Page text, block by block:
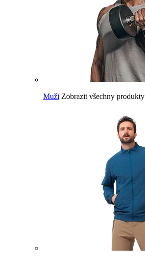
Muži Zobrazit všechny produkty